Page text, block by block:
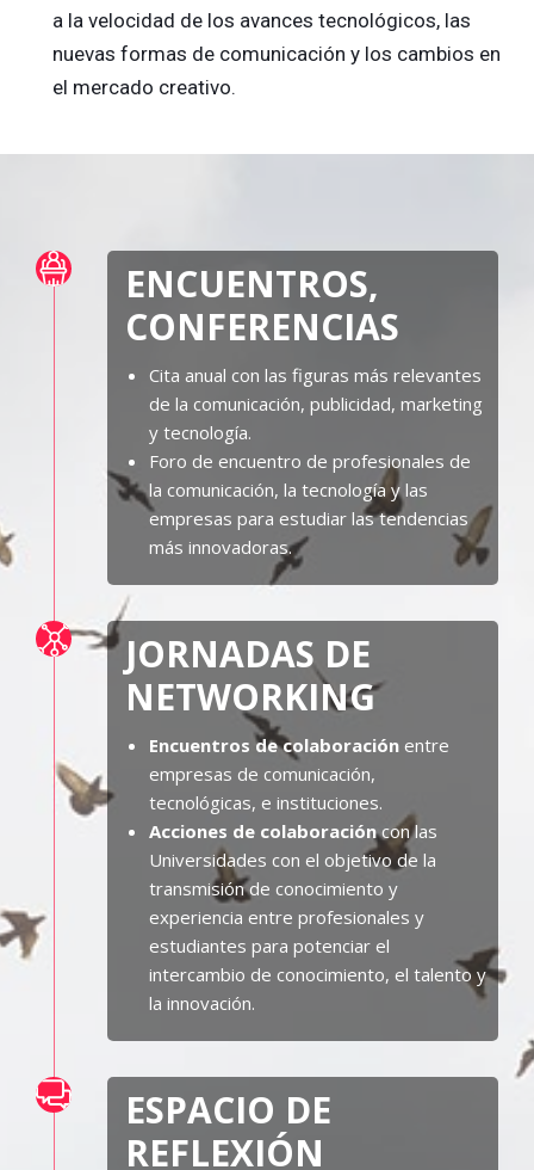
a la velocidad de los avances tecnológicos, las
nuevas formas de comunicación y los cambios en
el mercado creativo.
ENCUENTROS,
CONFERENCIAS
Cita anual con las figuras más relevantes
de la comunicación, publicidad, marketing
y tecnología.
Foro de encuentro de profesionales de
la comunicación, la tecnología y las
empresas para estudiar las tendencias
más innovadoras.
JORNADAS DE
NETWORKING
Encuentros de colaboración entre
empresas de comunicación,
tecnológicas, e instituciones.
Acciones de colaboracióncon las
Universidades con el objetivo de la
transmisión de conocimiento y
experiencia entre profesionales y
estudiantes para potenciar el
intercambio de conocimiento, el talento y
la innovación.
ESPACIO DE
REFLEXIÓN